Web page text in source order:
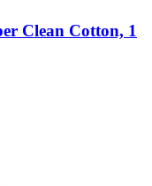
Clean Cotton, 1